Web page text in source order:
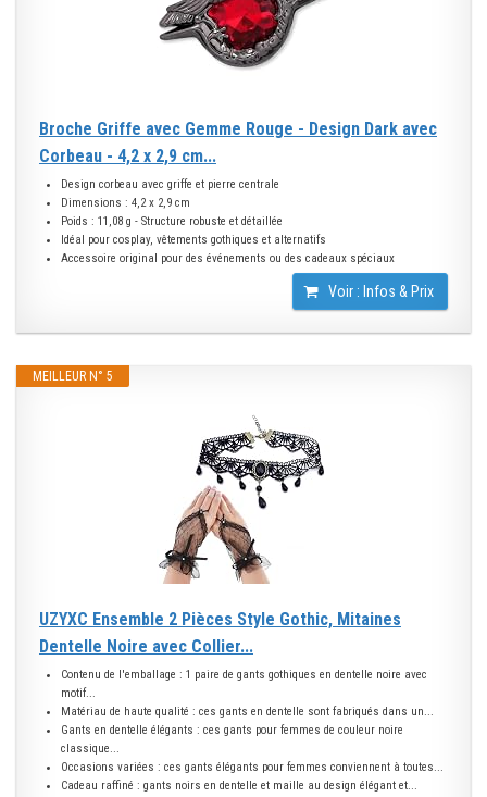
Broche Griffe avec Gemme Rouge - Design Dark avec
Corbeau - 4,2 x 2,9 cm...
Design corbeau avec griffe et pierre centrale
Dimensions : 4,2 x 2,9 cm
Poids : 11,08 g - Structure robuste et détaillée
Idéal pour cosplay, vêtements gothiques et alternatifs
Accessoire original pour des événements ou des cadeaux spéciaux
Voir : Infos & Prix
MEILLEUR N° 5
UZYXC Ensemble 2 Pièces Style Gothic, Mitaines
Dentelle Noire avec Collier...
Contenu de l'emballage : 1 paire de gants gothiques en dentelle noire avec
motif...
Matériau de haute qualité : ces gants en dentelle sont fabriqués dans un...
Gants en dentelle élégants : ces gants pour femmes de couleur noire
classique...
Occasions variées : ces gants élégants pour femmes conviennent à toutes...
Cadeau raffiné : gants noirs en dentelle et maille au design élégant et...